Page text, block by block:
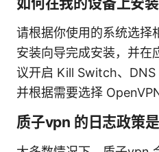
请根据你使用的系统选择
安装向导完成安装，并在
议开启 Kill Switch、DNS
并根据需要选择
质子vpn 的日志政策是